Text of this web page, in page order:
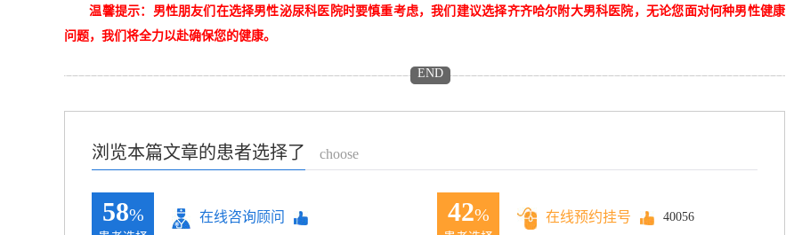
温馨提示：男性朋友们在选择男性泌尿科医院时要慎重考虑，我们建议选择齐齐哈尔附大男科医院，无论您面对何种男性健康
问题，我们将全力以赴确保您的健康。
END
浏览本篇文章的患者选择了 choose
58%
在线咨询顾问
42% 在线预约挂号 40056